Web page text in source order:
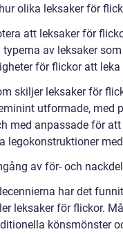
olika leksaker för
att leksaker för
av leksaker
för flickor att
skiljer leksaker för
utformade, med
med anpassade för
legokonstruktioner
av för- och
har det
leksaker för flickor.
könsmönster